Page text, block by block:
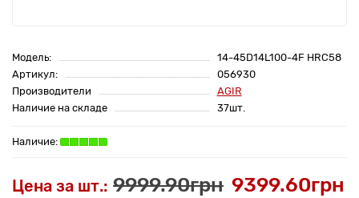
Модель:
14-45D14L100-4F HRC58
Артикул:
056930
Производители
AGIR
Наличие на складе
37шт.
Цена за шт.: 9999.90грн 9399.60грн